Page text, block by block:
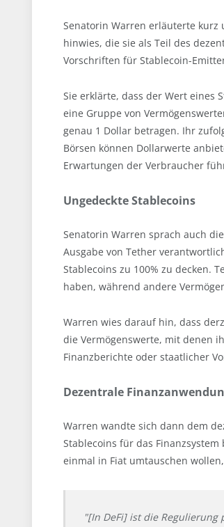
Senatorin Warren erläuterte kurz
hinwies, die sie als Teil des
Vorschriften für Stablecoin-
Sie erklärte, dass der Wert eines
eine Gruppe von
genau 1 Dollar betragen. Ihr
Börsen können Dollarwerte
Erwartungen der Verbraucher
Ungedeckte Stablecoins
Senatorin Warren sprach auch
Ausgabe von Tether
Stablecoins zu 100% zu decken.
haben, während andere
Warren wies darauf hin, dass
die Vermögenswerte, mit denen
Finanzberichte oder staatlicher
Dezentrale
Warren wandte sich dann dem
Stablecoins für das
einmal in Fiat umtauschen
"[In DeFi] ist die